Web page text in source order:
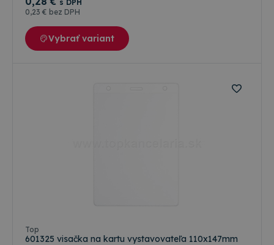
s DPH
0,23 € bez DPH
Vybrať variant
Top
601325 visačka na kartu vystavovateľa 110x147mm